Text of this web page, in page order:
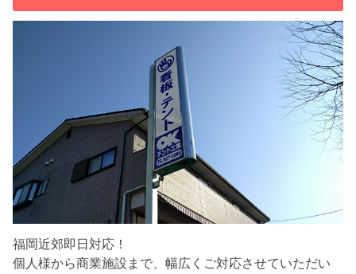
福岡近郊即日対応！
個人様から商業施設まで、幅広くご対応させていただい